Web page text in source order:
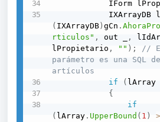
IForm
( IXArrayDB )gCn .
rticulos" , out _ ,
lPropietario , "" ) ;
//
parámetro es una SQL
artículos
if
( lArray
{
if
( lArray . UpperBound ( 1 )